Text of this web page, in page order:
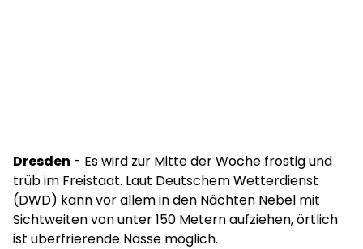
Dresden - Es wird zur Mitte der Woche frostig und
trüb im Freistaat. Laut Deutschem Wetterdienst
(DWD) kann vor allem in den Nächten Nebel mit
Sichtweiten von unter 150 Metern aufziehen, örtlich
ist überfrierende Nässe möglich.